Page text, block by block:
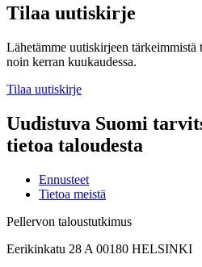
Tilaa uutiskirje
Lähetämme uutiskirjeen tärkeimmistä
noin kerran kuukaudessa.
Tilaa uutiskirje
Uudistuva Suomi
tietoa taloudesta
Ennusteet
Tietoa meistä
Pellervon taloustutkimus
Eerikinkatu 28 A 00180 HELSINKI